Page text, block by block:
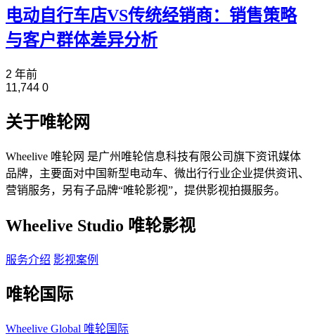
电动自行车店VS传统经销商：销售策略
与客户群体差异分析
2 年前
11,744 0
关于唯轮网
Wheelive 唯轮网 是广州唯轮信息科技有限公司旗下资讯媒体
品牌，主要面对中国新型电动车、微出行行业企业提供资讯、
营销服务，另有子品牌“唯轮影视”，提供影视拍摄服务。
Wheelive Studio 唯轮影视
服务介绍 影视案例
唯轮国际
Wheelive Global 唯轮国际